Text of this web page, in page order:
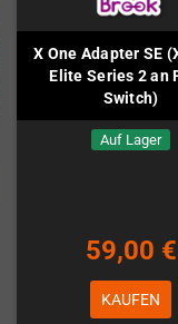
X One Adapter SE
Elite Series 2 an
Switch)
Auf Lager
59,00 €
KAUFEN